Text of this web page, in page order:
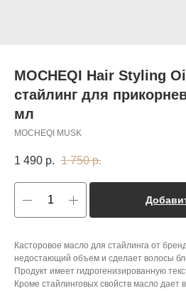
MOCHEQI Hair Styling
стайлинг для
мл
MOCHEQI MUSK
1 490 р. 1 750 р.
Касторовое масло для стайлинга от
недостающий объем и сделает волосы
Продукт имеет гидрогенизированную
Кроме стайлинговых свойств масло дает